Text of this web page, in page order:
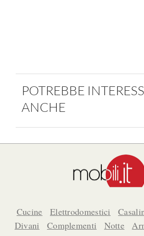
POTREBBE
ANCHE
Cucine Elettrodomestici
Divani
Complementi Notte